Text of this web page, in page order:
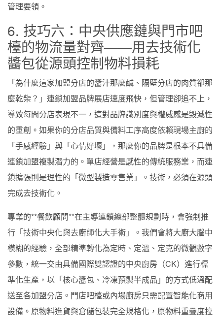
管理要領。
6. 技巧六：中央供應鏈與門市吧
檯的物流量對齊——用去技術化
醬包從源頭控制物料損耗
「為什麼這家加盟分店的醬汁那麼鹹、隔壁分店的肉質卻那
麼乾柴？」連鎖加盟品牌展店速度飛快，但管理卻追不上，
導致每間分店表現不一，這對品牌識別度與權威感是毀滅性
的重創。如果你的分店品質與備料工序高度依賴現場主廚的
「手感經驗」與「心情好壞」，那麼你的品牌是根本不具備
連鎖加盟複製潛力的。單店經營是感性的傳統服務業，而連
鎖擴張則是理性的「微型製造零售業」。技術，必須在源頭
完成去技術化。
專業的**餐飲顧問**在主導連鎖總部整體規劃時，會強制推
行「技術中央化與去廚師化大手術」。我們會將大廚大腦中
模糊的經驗，全部精準轉化為定時、定溫、定克的微觀數字
參數，統一交由具備國際雙認證的中央廚房（CK）進行標
準化生產，以「核心醬包、冷凍預製半成品」的方式低溫配
送至各加盟分店。門店吧檯或內場廚房只需配置智能化商用
設備。原物料進貨與倉儲包裝完全規格化，原物料重疊度拉